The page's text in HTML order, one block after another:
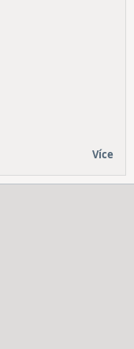
Více